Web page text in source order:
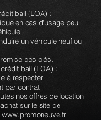
bail (LOA) :
en cas d'usage peu
un véhicule neuf ou
des clés.
bail (LOA) :
à respecter
par contrat
nos offres de location
sur le site de
www.promoneuve.fr